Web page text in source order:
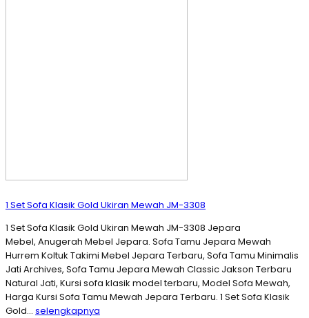
1 Set Sofa Klasik Gold Ukiran Mewah JM-3308
1 Set Sofa Klasik Gold Ukiran Mewah JM-3308 Jepara
Mebel, Anugerah Mebel Jepara. Sofa Tamu Jepara Mewah
Hurrem Koltuk Takimi Mebel Jepara Terbaru, Sofa Tamu Minimalis
Jati Archives, Sofa Tamu Jepara Mewah Classic Jakson Terbaru
Natural Jati, Kursi sofa klasik model terbaru, Model Sofa Mewah,
Harga Kursi Sofa Tamu Mewah Jepara Terbaru. 1 Set Sofa Klasik
Gold… selengkapnya